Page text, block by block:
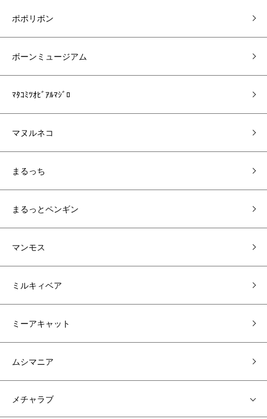
ポポリボン
ボーンミュージアム
ﾏﾀｺﾐﾂｵﾋﾞｱﾙﾏｼﾞﾛ
マヌルネコ
まるっち
まるっとペンギン
マンモス
ミルキィベア
ミーアキャット
ムシマニア
メチャラブ